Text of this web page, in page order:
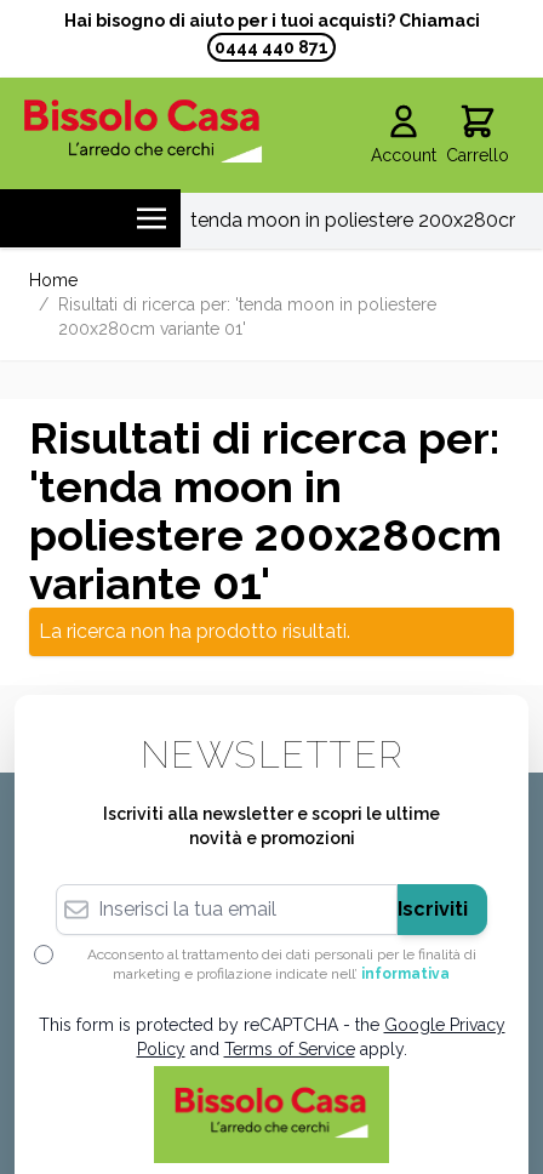
Hai bisogno di aiuto per i tuoi acquisti? Chiamaci
0444 440 871
Account Carrello
Home
/
Risultati di ricerca per: 'tenda moon in poliestere
200x280cm variante 01'
Risultati di ricerca per:
'tenda moon in
poliestere 200x280cm
variante 01'
La ricerca non ha prodotto risultati.
NEWSLETTER
Iscriviti alla newsletter e scopri le ultime
novità e promozioni
Indirizzo email
Iscriviti
Acconsento al trattamento dei dati personali per le finalità di
marketing e profilazione indicate nell’ informativa
This form is protected by reCAPTCHA - the Google Privacy
Policyand Terms of Serviceapply.